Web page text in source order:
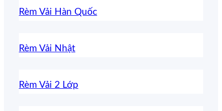
Rèm Vải Hàn Quốc
Rèm Vải Nhật
Rèm Vải 2 Lớp